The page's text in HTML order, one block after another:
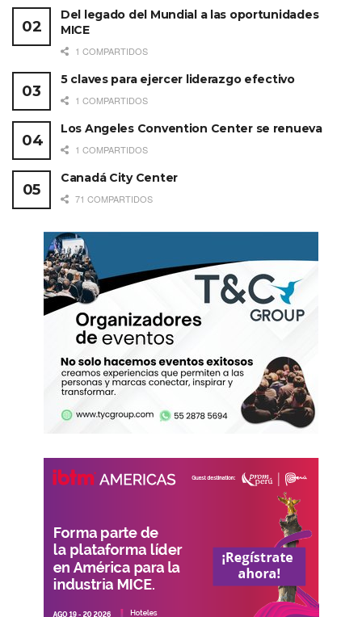
Del legado del Mundial a las oportunidades
MICE
1 COMPARTIDOS
5 claves para ejercer liderazgo efectivo
1 COMPARTIDOS
Los Angeles Convention Center se renueva
1 COMPARTIDOS
Canadá City Center
71 COMPARTIDOS